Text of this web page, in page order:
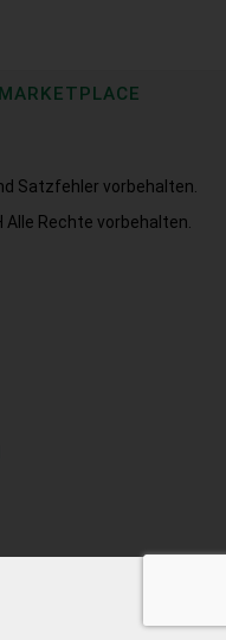
Satzfehler vorbehalten.
Alle Rechte vorbehalten.